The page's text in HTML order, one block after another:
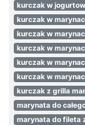
kurczak w
kurczak w
kurczak w
kurczak w
kurczak w
kurczak w
kurczak z grilla
marynata do
marynata do fileta